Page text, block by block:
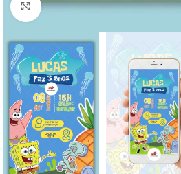
Clique para ampliar